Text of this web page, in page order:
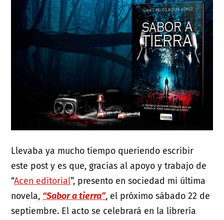
Llevaba ya mucho tiempo queriendo escribir
este post y es que, gracias al apoyo y trabajo de
“Acen editorial”, presento en sociedad mi última
novela, “Sabor a tierra”, el próximo sábado 22 de
septiembre. El acto se celebrará en la librería